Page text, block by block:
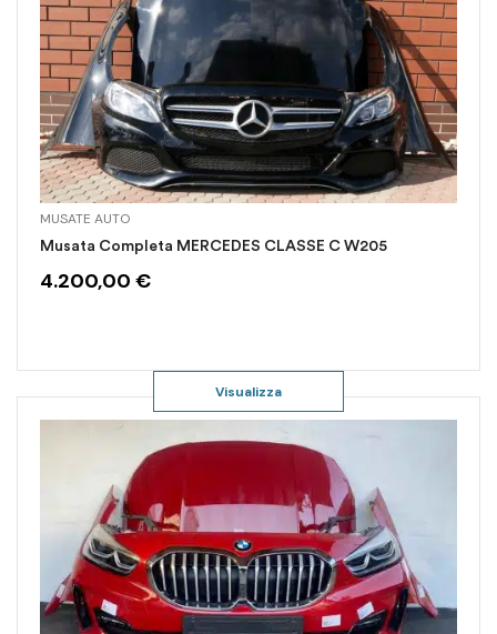
MUSATE AUTO
Musata Completa MERCEDES CLASSE C W205
4.200,00 €
Visualizza